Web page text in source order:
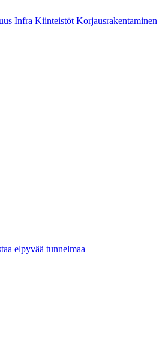
Infra Kiinteistöt Korjausrakentaminen
elpyvää tunnelmaa